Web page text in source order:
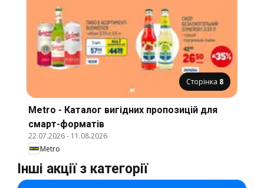
Сторінка 8
Metro - Каталог вигідних пропозицій для
смарт-форматів
22.07.2026- 11.08.2026
Metro
Інші акції з категорії